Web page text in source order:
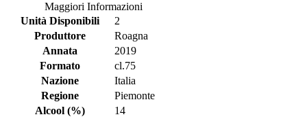
Maggiori Informazioni
Unità Disponibili
2
Produttore
Roagna
Annata
2019
Formato
cl.75
Nazione
Italia
Regione
Piemonte
Alcool (%)
14